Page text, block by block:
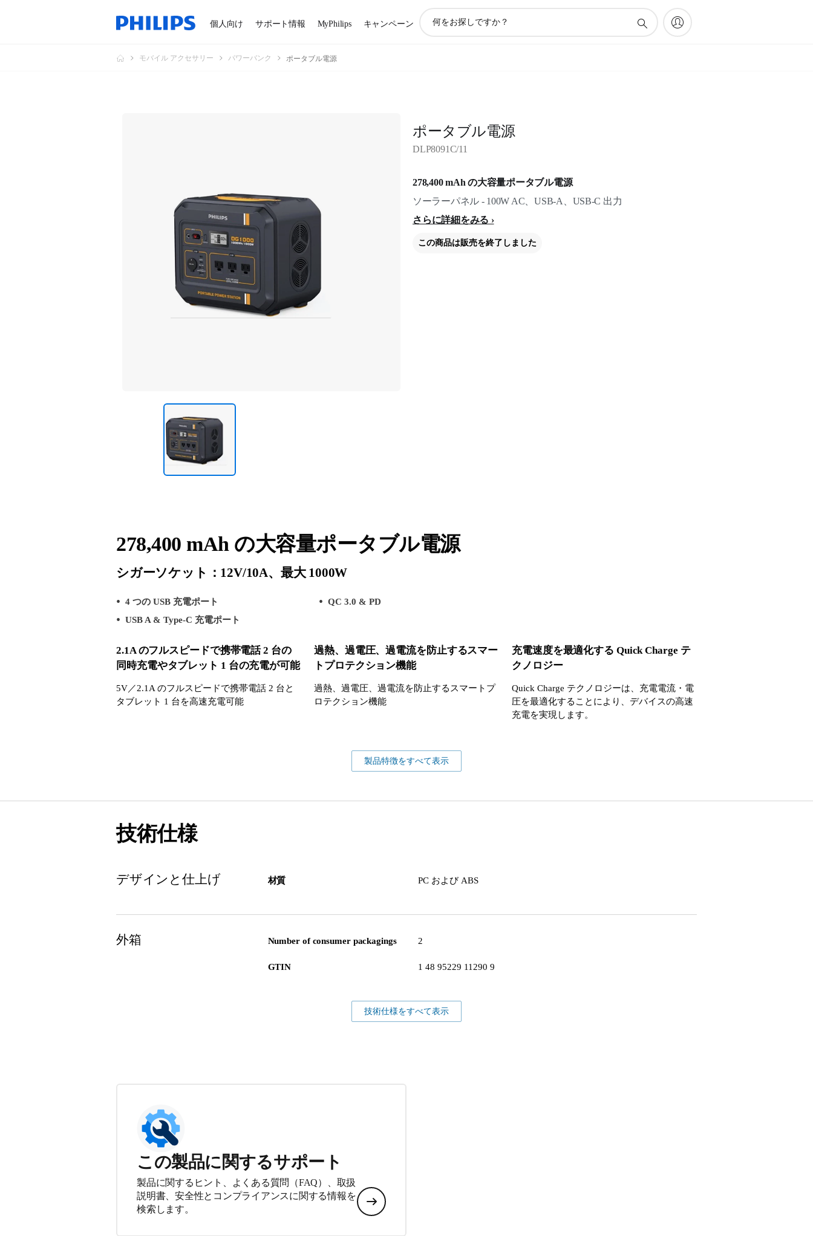
個人向け サポート情報 MyPhilips キャンペーン
索
モバイル アクセサリー パワーバンク ポータブル電源
ポータブル電源
DLP8091C/11
278,400 mAh の大容量ポータブル電源
ソーラーパネル - 100W AC、USB-A、USB-C 出力
さらに詳細をみる
この商品は販売を終了しました
278,400 mAh の大容量ポータブル電源
シガーソケット：12V/10A、最大 1000W
4 つの USB 充電ポート
QC 3.0 & PD
USB A & Type-C 充電ポート
2.1A のフルスピードで携帯電話 2 台の
同時充電やタブレット 1 台の充電が可能
5V／2.1A のフルスピードで携帯電話 2 台と
タブレット 1 台を高速充電可能
過熱、過電圧、過電流を防止するスマー
トプロテクション機能
過熱、過電圧、過電流を防止するスマートプ
ロテクション機能
充電速度を最適化する Quick Charge テ
クノロジー
Quick Charge テクノロジーは、充電電流・電
圧を最適化することにより、デバイスの高速
充電を実現します。
製品特徴をすべて表示
技術仕様
デザインと仕上げ 材質 PC および ABS
外箱 Number of consumer packagings 2
GTIN 1 48 95229 11290 9
技術仕様をすべて表示
この製品に関するサポート
製品に関するヒント、よくある質問（FAQ）、取扱
説明書、安全性とコンプライアンスに関する情報を
検索します。